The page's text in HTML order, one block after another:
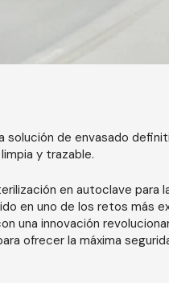
solución de envasado
y trazable.
en autoclave para
en uno de los retos más
una innovación
ofrecer la máxima